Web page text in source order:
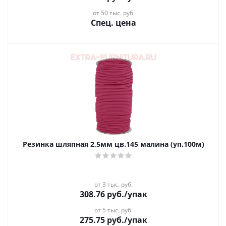
от 50 тыс. руб.
Спец. цена
Резинка шляпная 2,5мм цв.145 малина (уп.100м)
от 3 тыс. руб.
308.76 руб./упак
от 5 тыс. руб.
275.75 руб./упак